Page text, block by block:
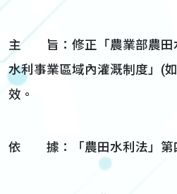
主 旨：修正「農業部農田
水利事業區域內灌溉制度」(
效。
依 據：「農田水利法」第